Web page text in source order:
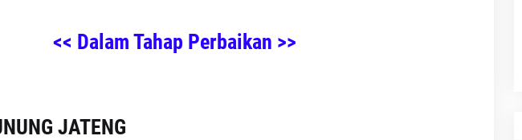
<< Dalam Tahap Perbaikan >>
JATENG